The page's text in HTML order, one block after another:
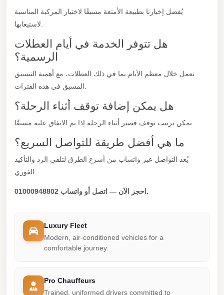
يُفضل إخبارنا بطبيعة الأمتعة مسبقًا لاختيار المركبة المناسبة
هل تتوفر الخدمة في أيام العطلات
الرسمية؟
نعمل خلال معظم الأيام بما في ذلك العطلات، مع أهمية التنسيق
هل يمكن إضافة توقف أثناء الرحلة؟
ما هي أفضل طريقة للتواصل السريع؟
يُعد التواصل عبر واتساب من أسرع الطرق لتلقي الرد والتأكيد
احجز الآن — اتصل أو واتساب 01000948802.
Luxury Fleet
Modern, air-conditioned vehicles for a
comfortable journey.
Pro Chauffeurs
Trained, uniformed drivers committed to
Limousine
Service
Nasr
Limousine
Mohandessin
Taxi
Mercedes
Limousine
Mercedes
with
Mercedes
Matrouh